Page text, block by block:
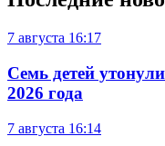
7 августа 16:17
Семь детей
2026 года
7 августа 16:14